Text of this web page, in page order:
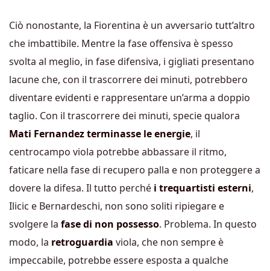
Ciò nonostante, la Fiorentina è un avversario tutt’altro
che imbattibile. Mentre la fase offensiva è spesso
svolta al meglio, in fase difensiva, i gigliati presentano
lacune che, con il trascorrere dei minuti, potrebbero
diventare evidenti e rappresentare un’arma a doppio
taglio. Con il trascorrere dei minuti, specie qualora
Mati Fernandez terminasse le energie, il
centrocampo viola potrebbe abbassare il ritmo,
faticare nella fase di recupero palla e non proteggere a
dovere la difesa. Il tutto perché i trequartisti esterni,
Ilicic e Bernardeschi, non sono soliti ripiegare e
svolgere la fase di non possesso. Problema. In questo
modo, la retroguardia viola, che non sempre è
impeccabile, potrebbe essere esposta a qualche